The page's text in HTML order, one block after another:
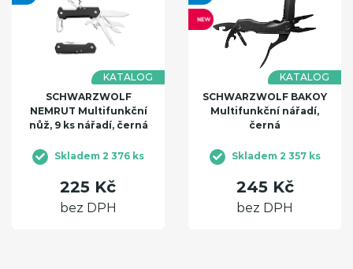
KATALOG
SCHWARZWOLF
NEMRUT Multifunkční
nůž, 9 ks nářadí, černá
Skladem 2 376 ks
225 Kč
bez DPH
KATALOG
SCHWARZWOLF BAKOY
Multifunkční nářadí,
černá
Skladem 2 357 ks
245 Kč
bez DPH